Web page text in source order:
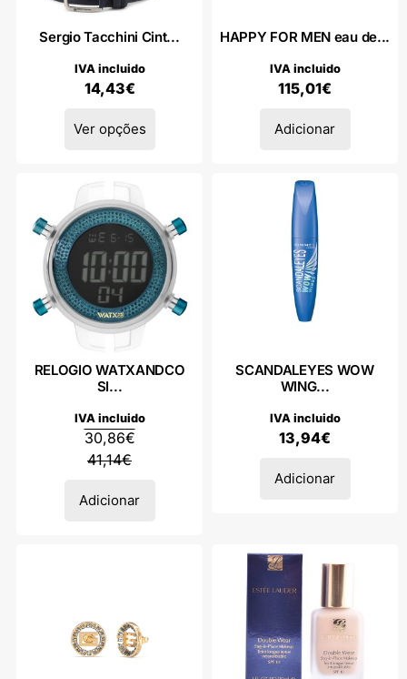
Sergio Tacchini Cint...
14,43€
IVA incluido
Ver opções
HAPPY FOR MEN eau de...
115,01€
IVA incluido
Adicionar
RELOGIO WATXANDCO
SI...
41,14€
30,86€
IVA incluido
Adicionar
SCANDALEYES WOW
WING...
13,94€
IVA incluido
Adicionar